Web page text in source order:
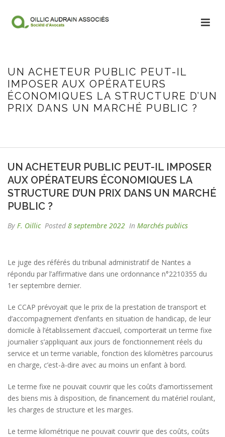
UN ACHETEUR PUBLIC PEUT-IL
IMPOSER AUX OPÉRATEURS
ÉCONOMIQUES LA STRUCTURE D’UN
PRIX DANS UN MARCHÉ PUBLIC ?
UN ACHETEUR PUBLIC PEUT-IL IMPOSER
AUX OPÉRATEURS ÉCONOMIQUES LA
STRUCTURE D’UN PRIX DANS UN MARCHÉ
PUBLIC ?
By F. Oillic Posted8 septembre 2022 In Marchés publics
Le juge des référés du tribunal administratif de Nantes a
répondu par l’affirmative dans une ordonnance n°2210355 du
1er septembre dernier.
Le CCAP prévoyait que le prix de la prestation de transport et
d’accompagnement d’enfants en situation de handicap, de leur
domicile à l’établissement d’accueil, comporterait un terme fixe
journalier s’appliquant aux jours de fonctionnement réels du
service et un terme variable, fonction des kilomètres parcourus
en charge, c’est-à-dire avec au moins un enfant à bord.
Le terme fixe ne pouvait couvrir que les coûts d’amortissement
des biens mis à disposition, de financement du matériel roulant,
les charges de structure et les marges.
Le terme kilométrique ne pouvait couvrir que des coûts, coûts